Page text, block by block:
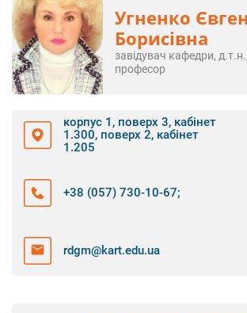
Угненко
Борисівна
завідувач кафедри, д.т.н.,
професор
корпус 1, поверх 3, кабінет
1.300, поверх 2, кабінет
1.205
+38 (057) 730-10-67;
rdgm@kart.edu.ua